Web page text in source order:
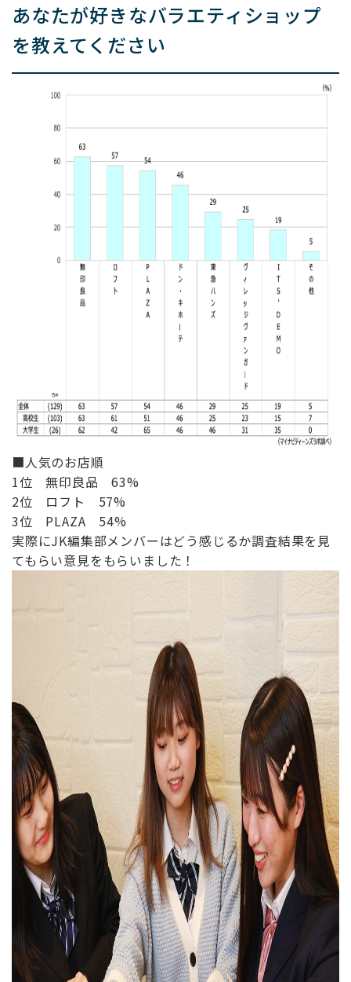
あなたが好きなバラエティショップ
を教えてください
■人気のお店順
1位 無印良品 63%
2位 ロフト 57%
3位 PLAZA 54%
実際にJK編集部メンバーはどう感じるか調査結果を見
てもらい意見をもらいました！